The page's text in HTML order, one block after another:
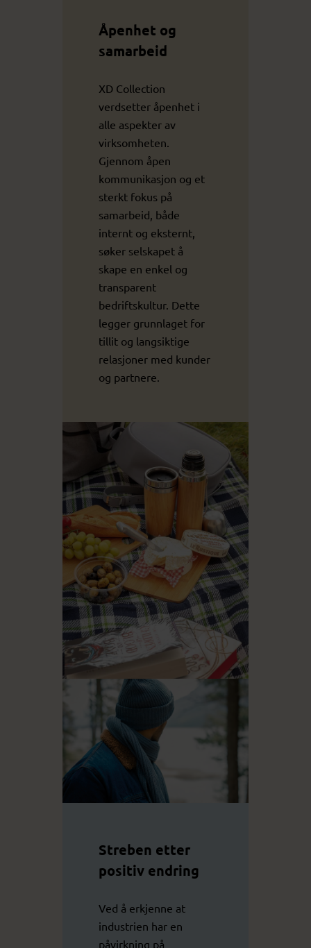
Åpenhet og
samarbeid
XD Collection
verdsetter åpenhet i
alle aspekter av
virksomheten.
Gjennom åpen
kommunikasjon og et
sterkt fokus på
samarbeid, både
internt og eksternt,
søker selskapet å
skape en enkel og
transparent
bedriftskultur. Dette
legger grunnlaget for
tillit og langsiktige
relasjoner med kunder
og partnere.
Streben etter
positiv endring
Ved å erkjenne at
industrien har en
påvirkning på